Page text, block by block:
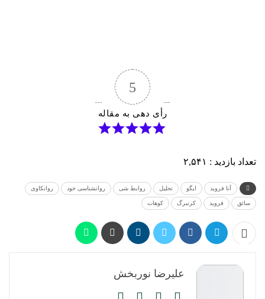
5
رأی دهی به مقاله
تعداد بازدید : ۲,۵۴۱
آنا فروید ایگو تحلیل روابط شی روانشناسی خود روانکاوی
سائق فروید کرنبرگ کوهات
علیرضا نوربخش